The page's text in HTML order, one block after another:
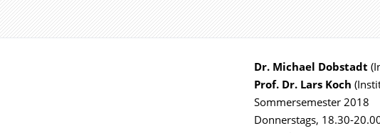
Dr. Michael Dobstadt
Prof. Dr. Lars Koch
Sommersemester 2018
Donnerstags, 18.30-